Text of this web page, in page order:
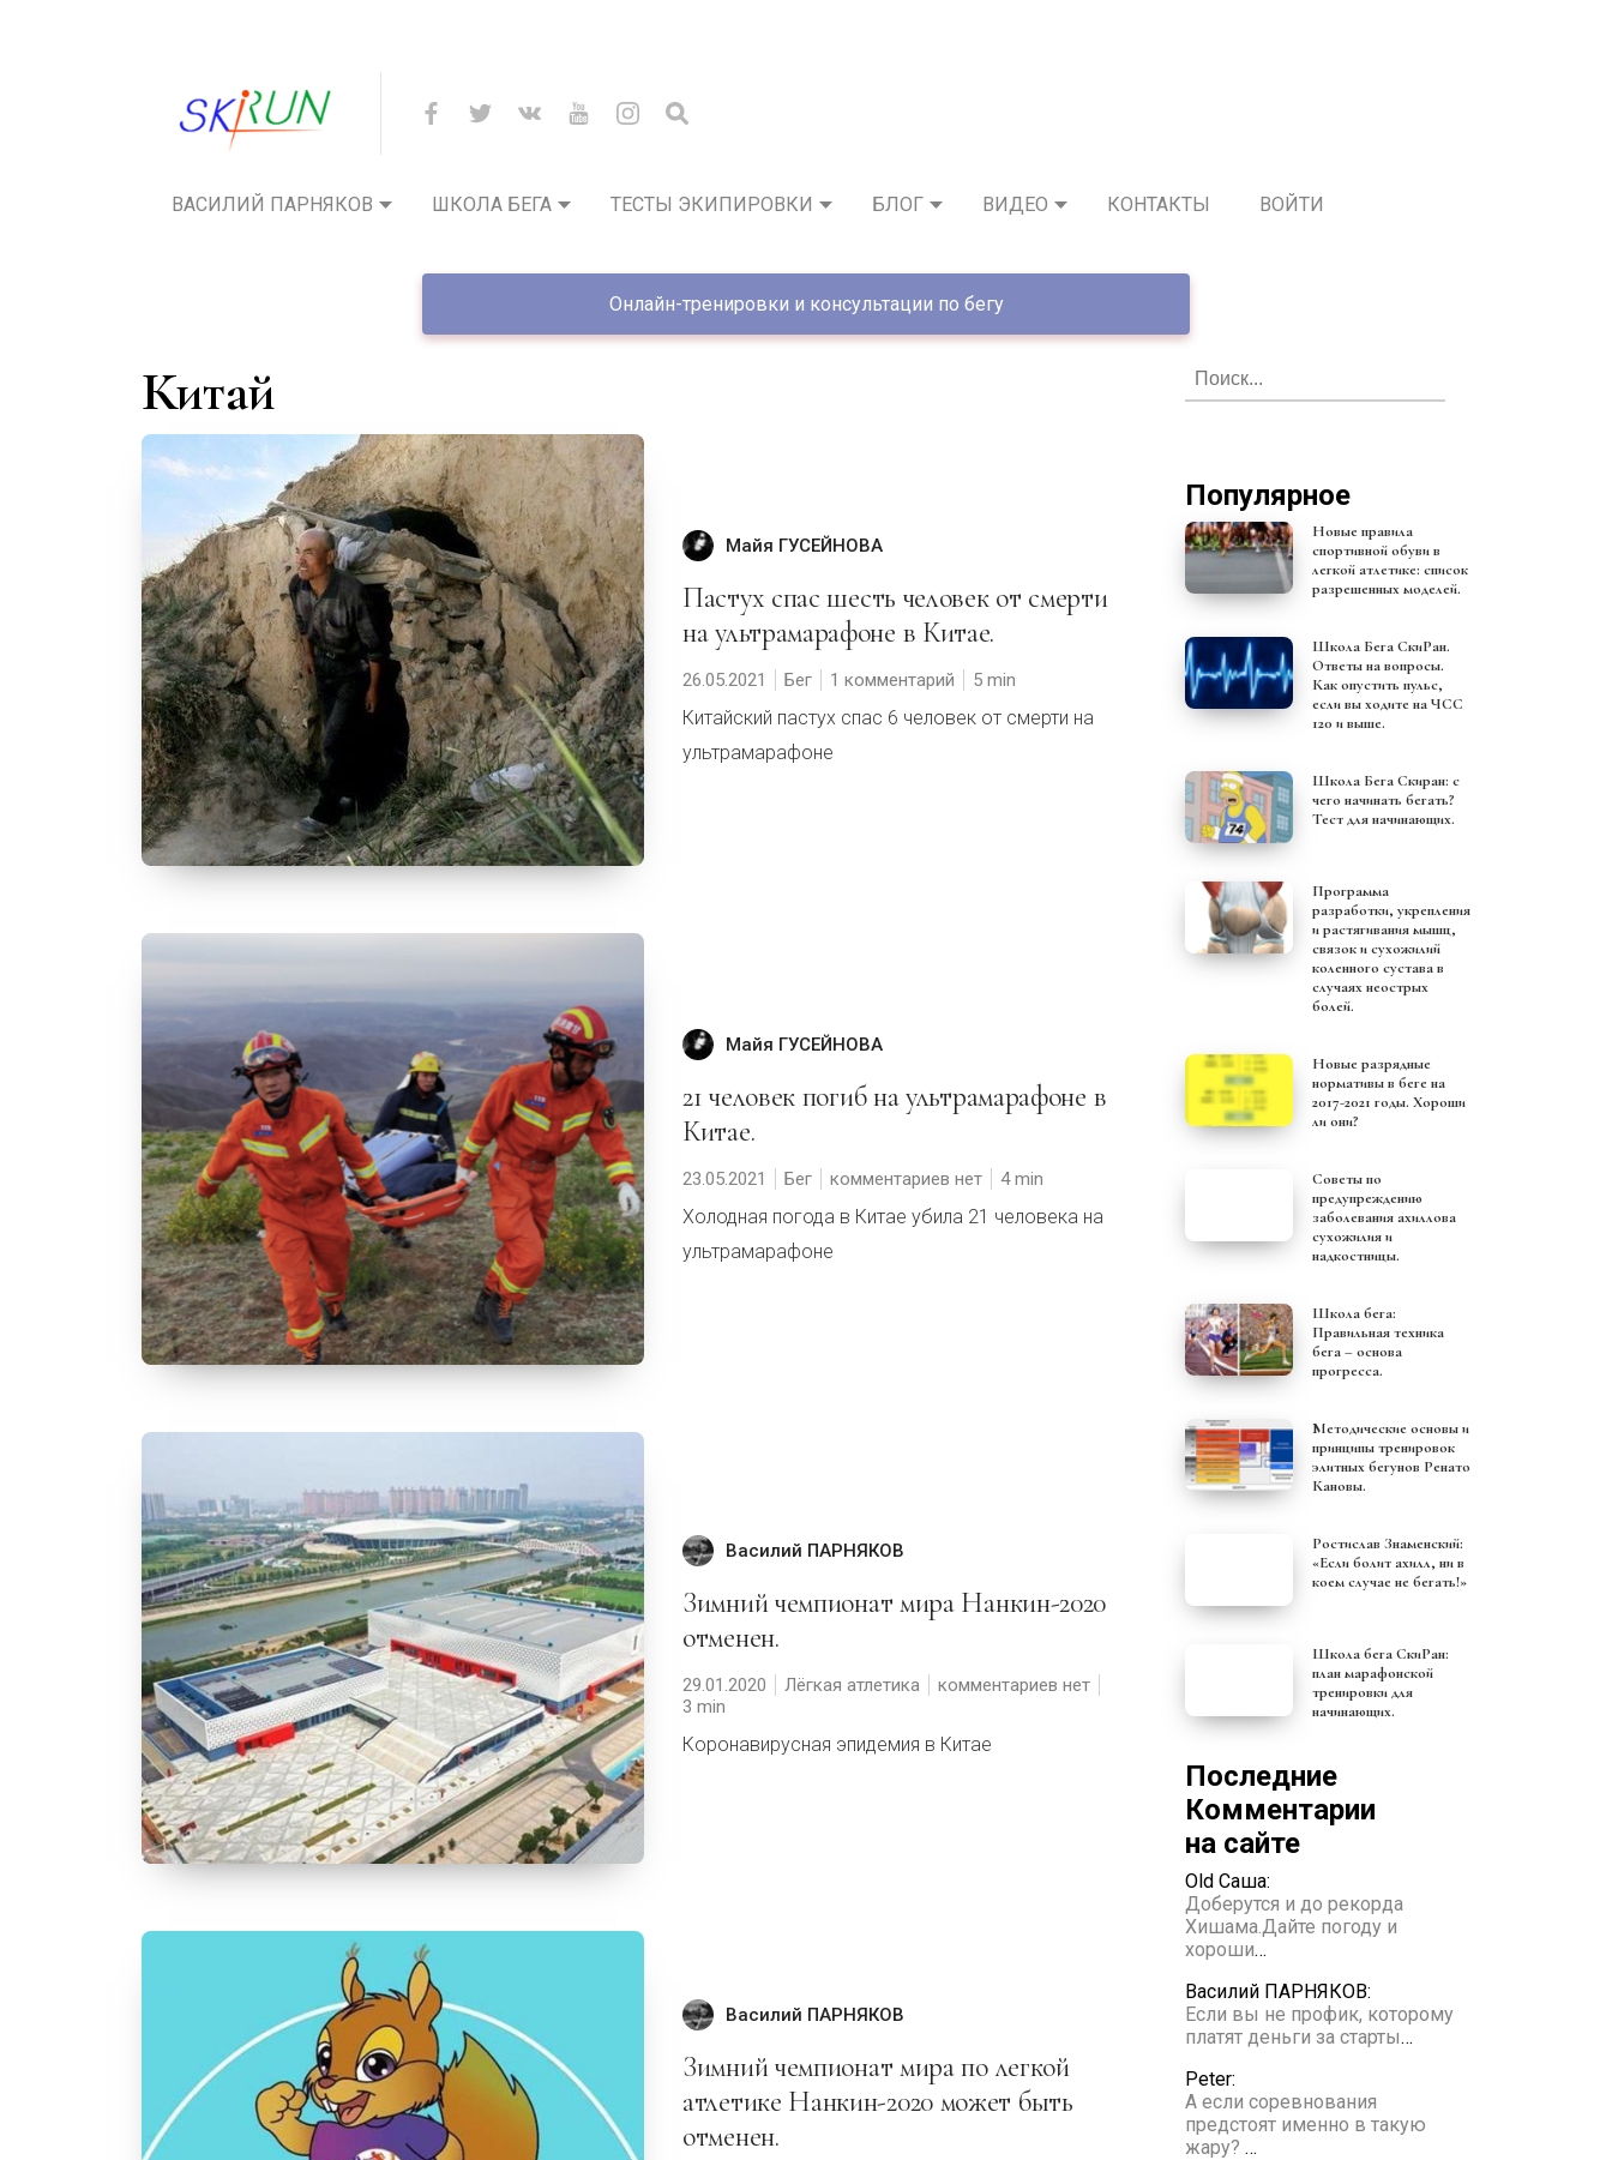
ВАСИЛИЙ ПАРНЯКОВ ШКОЛА БЕГА ТЕСТЫ ЭКИПИРОВКИ БЛОГ ВИДЕО КОНТАКТЫ ВОЙТИ
Онлайн-тренировки и консультации по бегу
Китай
Майя ГУСЕЙНОВА
Пастух спас шесть человек от смерти
на ультрамарафоне в Китае.
26.05.2021 Бег 1 комментарий 5
Китайский пастух спас 6 человек от смерти на
ультрамарафоне
Майя ГУСЕЙНОВА
21 человек погиб на ультрамарафоне в
Китае.
23.05.2021 Бег комментариев нет 4
Холодная погода в Китае убила 21 человека на
ультрамарафоне
Василий ПАРНЯКОВ
Зимний чемпионат мира Нанкин-2020
отменен.
29.01.2020 Лёгкая атлетика
комментариев нет
3
Коронавирусная эпидемия в Китае
Василий ПАРНЯКОВ
Зимний чемпионат мира по легкой
атлетике Нанкин-2020 может быть
отменен.
Популярное
Новые правила
спортивной обуви в
легкой атлетике: список
разрешенных моделей.
Школа Бега СкиРан.
Ответы на вопросы.
Как опустить пульс,
если вы ходите на ЧСС
120 и выше.
Школа Бега Скиран: с
чего начинать бегать?
Тест для начинающих.
Программа
разработки, укрепления
и растягивания мышц,
связок и сухожилий
коленного сустава в
случаях неострых
болей.
Новые разрядные
нормативы в беге на
2017-2021 годы. Хороши
ли они?
Советы по
предупреждению
заболевания ахиллова
сухожилия и
надкостницы.
Школа бега:
Правильная техника
бега – основа
прогресса.
Методические основы и
принципы тренировок
элитных бегунов Ренато
Кановы.
Ростислав Знаменский:
«Если болит ахилл, ни в
коем случае не бегать!»
Школа бега СкиРан:
план марафонской
тренировки для
начинающих.
Последние
Комментарии
на сайте
Old Саша:
Доберутся и до рекорда
Хишама.Дайте погоду и
хороши…
Василий ПАРНЯКОВ:
Если вы не профик, которому
платят деньги за старты…
Peter:
А если соревнования
предстоят именно в такую
жару? …